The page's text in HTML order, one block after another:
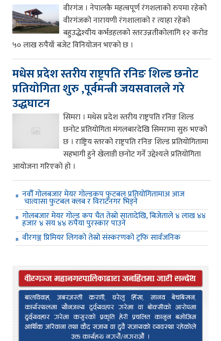
वीरगंज । नेपालकै महत्वपूर्ण रंगशलाको रुपमा रहेको
वीरगंजको नारायणी रंगशालाको र त्याहा रहेको
बहुउद्धेश्यीय कर्भडहलको स्तरउन्नतीकोलागि १२ करोड
५० लाख रुपैयाँ बजेट विनियोजन भएको छ ।
मधेस प्रदेश स्तरीय राष्ट्रपति रनिङ शिल्ड छनोट
प्रतियोगिता शुरु ,पूर्वमन्त्री जयसवालले गरे
उद्धघाटन
सिमरा । मधेस प्रदेश स्तरीय राष्ट्रपति रनिङ शिल्ड
छनोट प्रतियोगिता मंगलबारदेखि सिमरामा सुरु भएको
छ । राष्ट्रिय स्तरको राष्ट्रपति रनिङ शिल्ड प्रतियोगितामा
सहभागी हुने खेलाडी छनोट गर्ने उद्देश्यले प्रतियोगिता
आयोजना गरिएको हो ।
नवौँ गोलबजार मेयर गोल्डकप फुटबल प्रतियोगितामाअ आज
चात्यासा फुटबल क्लब र विराटनगर भिड्ने
गोलबजार मेयर गोल्ड कप चैत तेस्रो सातादेखि, बिजेताले ४ लाख ४४
हजार ४ सय ४४ रुपैया पुरस्कार पाउने
वीरगञ्ज प्रिमियर लिगको तेस्रो संस्करणको ट्रफि सार्वजनिक